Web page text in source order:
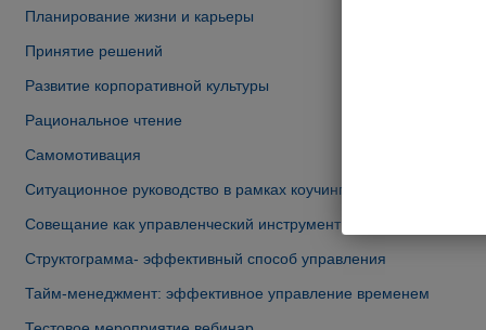
Планирование жизни и карьеры
Принятие решений
Развитие корпоративной культуры
Рациональное чтение
Самомотивация
Ситуационное руководство в рамках коучинг-подхода
Совещание как управленческий инструмент
Структограмма- эффективный способ управления
Тайм-менеджмент: эффективное управление временем